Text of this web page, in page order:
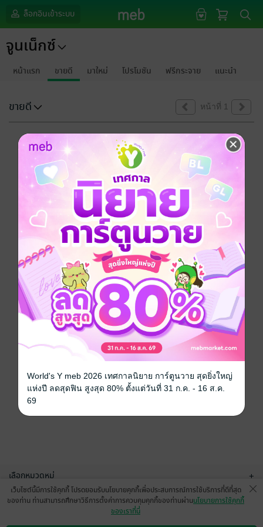
ล็อกอินเข้าระบบ
จูนเน็กซ์
หน้าแรก ขายดี มาใหม่ โปรโมชัน ฟรีกระจาย แนะนำ
ขายดี หน้าที่ 1
ขออภัยด้วยนะคะ
ไม่พบข้อมูลในหัวข้อที่คุณกำลังชมค่ะ
เลือกหมวดหมู่ +
บริการช่วยเหลือ
เว็บไซต์นี้มีการใช้คุกกี้ โปรดยอมรับนโยบายคุกกี้เพื่อประสบการณ์การใช้บริการที่ดีที่สุด
ของท่าน ท่านสามารถศึกษาวิธีการตั้งค่าการควบคุมคุกกี้ของท่านผ่านนโยบายการใช้คุกกี้
ของเราที่นี่
World's Y meb 2026 เทศกาลนิยาย การ์ตูนวาย สุดยิ่งใหญ่
แห่งปี ลดสุดฟิน สูงสุด 80% ตั้งแต่วันที่ 31 ก.ค. - 16 ส.ค.
69